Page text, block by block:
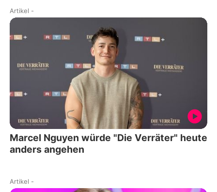
Artikel -
Marcel Nguyen würde "Die Verräter" heute
anders angehen
Artikel -